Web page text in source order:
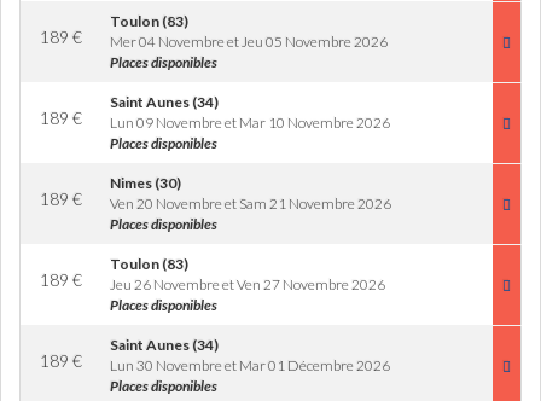
189 €
Toulon (83)
Mer 04 Novembre et Jeu 05 Novembre 2026
Places disponibles
189 €
Saint Aunes (34)
Lun 09 Novembre et Mar 10 Novembre 2026
Places disponibles
189 €
Nimes (30)
Ven 20 Novembre et Sam 21 Novembre 2026
Places disponibles
189 €
Toulon (83)
Jeu 26 Novembre et Ven 27 Novembre 2026
Places disponibles
189 €
Saint Aunes (34)
Lun 30 Novembre et Mar 01 Décembre 2026
Places disponibles